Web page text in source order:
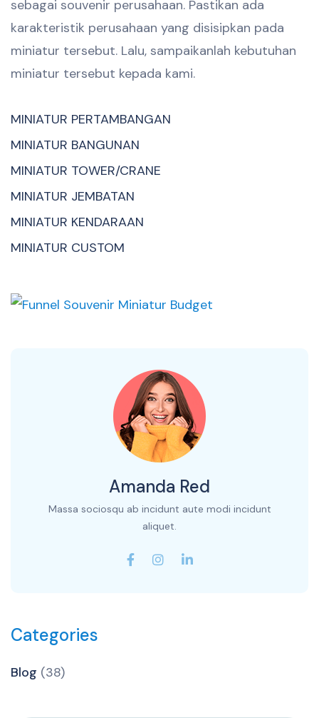
sebagai souvenir perusahaan. Pastikan ada
karakteristik perusahaan yang disisipkan pada
miniatur tersebut. Lalu, sampaikanlah kebutuhan
miniatur tersebut kepada kami.
MINIATUR PERTAMBANGAN
MINIATUR BANGUNAN
MINIATUR TOWER/CRANE
MINIATUR JEMBATAN
MINIATUR KENDARAAN
MINIATUR CUSTOM
Amanda Red
Massa sociosqu ab incidunt aute modi incidunt
aliquet.
Categories
Blog (38)